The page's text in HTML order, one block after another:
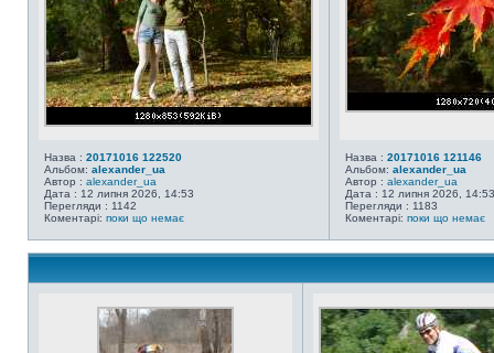
Назва : 20171016 122520
Альбом: alexander_ua
Автор : alexander_ua
Дата : 12 липня 2026, 14:53
Перегляди : 1142
Коментарі: поки що немає
Назва : 20171016 121146
Альбом: alexander_ua
Автор : alexander_ua
Дата : 12 липня 2026, 14:53
Перегляди : 1183
Коментарі: поки що немає